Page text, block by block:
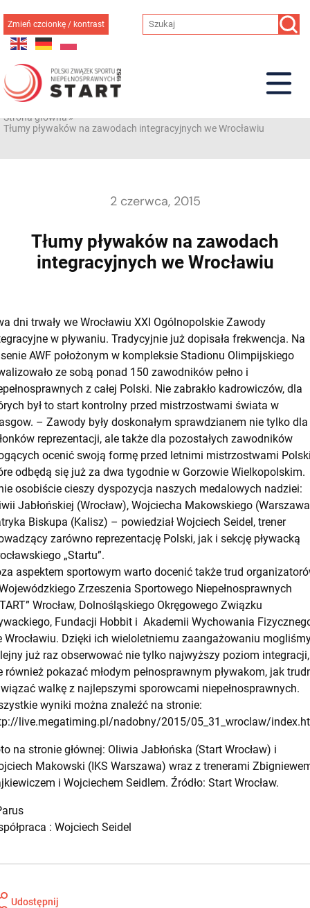
do
treści
Zmień czcionkę / kontrast
Strona główna»
Tłumy pływaków na zawodach integracyjnych we Wrocławiu
2 czerwca, 2015
Tłumy pływaków na zawodach
integracyjnych we Wrocławiu
dni trwały we Wrocławiu XXI Ogólnopolskie Zawody
w pływaniu. Tradycyjnie już dopisała frekwencja. Na
AWF położonym w kompleksie Stadionu Olimpijskiego
ze sobą ponad 150 zawodników pełno i
z całej Polski. Nie zabrakło kadrowiczów, dla
był to start kontrolny przed mistrzostwami świata w
– Zawody były doskonałym sprawdzianem nie tylko dla
reprezentacji, ale także dla pozostałych zawodników
ocenić swoją formę przed letnimi mistrzostwami
odbędą się już za dwa tygodnie w Gorzowie Wielkopolskim.
osobiście cieszy dyspozycja naszych medalowych nadziei:
Jabłońskiej (Wrocław), Wojciecha Makowskiego
Biskupa (Kalisz) – powiedział Wojciech Seidel, trener
zarówno reprezentację Polski, jak i sekcję pływacką
„Startu”.
aspektem sportowym warto docenić także trud
Zrzeszenia Sportowego Niepełnosprawnych
Wrocław, Dolnośląskiego Okręgowego Związku
Fundacji Hobbit i Akademii Wychowania
Wrocławiu. Dzięki ich wieloletniemu zaangażowaniu
już raz obserwować nie tylko najwyższy poziom integracji,
również pokazać młodym pełnosprawnym pływakom, jak
walkę z najlepszymi sporowcami niepełnosprawnych.
wyniki można znaleźć na stronie:
live.megatiming.pl/nadobny/2015/05_31_wroclaw/
na stronie głównej: Oliwia Jabłońska (Start Wrocław) i
Makowski (IKS Warszawa) wraz z trenerami
i Wojciechem Seidlem. Źródło: Start Wrocław.
: Wojciech Seidel
Udostępnij